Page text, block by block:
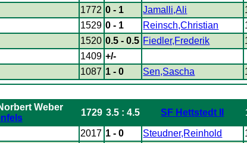
1772 0 - 1 Jamalli,Ali
1529 0 - 1 Reinsch,Christian
1520 0.5 - 0.5 Fiedler,Frederik
1409 +/-
1087 1 - 0 Sen,Sascha
1729 3.5 : 4.5 SF Hettstedt II
2017 1 - 0 Steudner,Reinhold